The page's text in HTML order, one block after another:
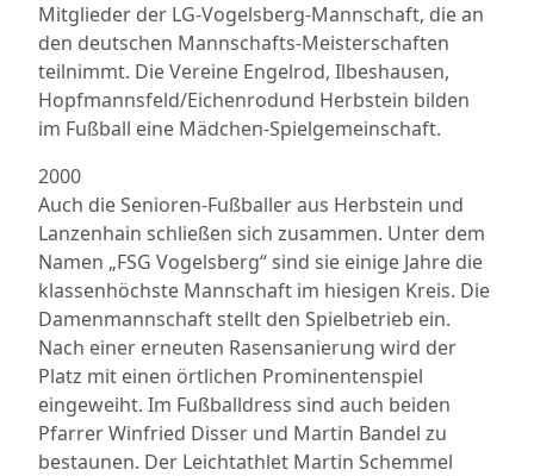
Mitglieder der LG-Vogelsberg-Mannschaft, die an
den deutschen Mannschafts-Meisterschaften
teilnimmt. Die Vereine Engelrod, Ilbeshausen,
Hopfmannsfeld/Eichenrodund Herbstein bilden
im Fußball eine Mädchen-Spielgemeinschaft.
2000
Auch die Senioren-Fußballer aus Herbstein und
Lanzenhain schließen sich zusammen. Unter dem
Namen „FSG Vogelsberg“ sind sie einige Jahre die
klassenhöchste Mannschaft im hiesigen Kreis. Die
Damenmannschaft stellt den Spielbetrieb ein.
Nach einer erneuten Rasensanierung wird der
Platz mit einen örtlichen Prominentenspiel
eingeweiht. Im Fußballdress sind auch beiden
Pfarrer Winfried Disser und Martin Bandel zu
bestaunen. Der Leichtathlet Martin Schemmel